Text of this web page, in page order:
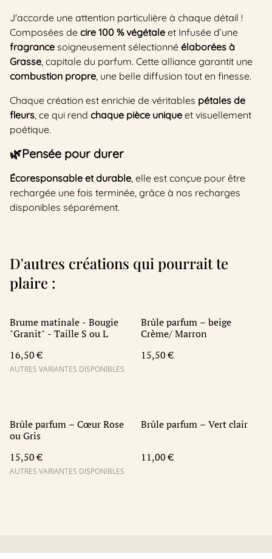
J'accorde une attention particulière à chaque détail !
Composées de cire 100 % végétale et Infusée d’une
fragrance soigneusement sélectionné élaborées à
Grasse, capitale du parfum. Cette alliance garantit une
combustion propre, une belle diffusion tout en finesse.
Chaque création est enrichie de véritables pétales de
fleurs, ce qui rend chaque pièce unique et visuellement
poétique.
🌿Pensée pour durer
Écoresponsable et durable, elle est conçue pour être
rechargée une fois terminée, grâce à nos recharges
disponibles séparément.
D'autres créations qui pourrait te
plaire :
Brume matinale - Bougie
"Granit" - Taille S ou L
16,50 €
AUTRES VARIANTES DISPONIBLES
Brûle parfum – beige
Crème/ Marron
15,50 €
Brûle parfum – Cœur Rose
ou Gris
15,50 €
AUTRES VARIANTES DISPONIBLES
Brûle parfum – Vert clair
11,00 €